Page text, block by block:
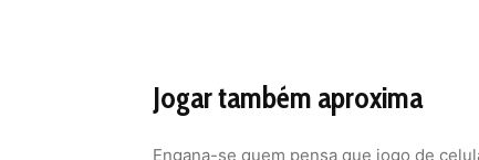
Jogar também aproxima
Engana-se quem pensa que jogo de